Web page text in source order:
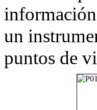
un
puntos de